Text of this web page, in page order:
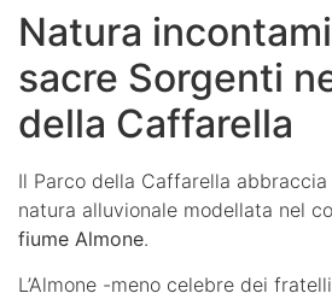
Natura
sacre Sorgenti
della Caffarella
Il Parco della Caffarella
natura alluvionale modellata nel
fiume Almone.
L’Almone -meno celebre dei